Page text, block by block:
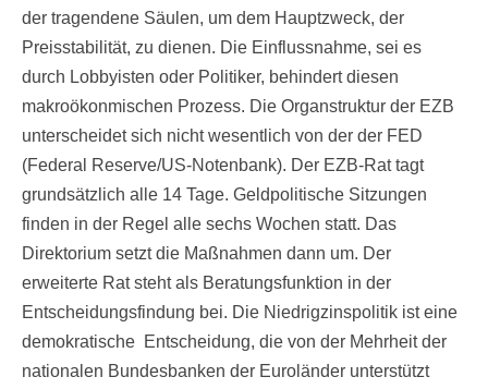
der tragendene Säulen, um dem Hauptzweck, der
Preisstabilität, zu dienen. Die Einflussnahme, sei es
durch Lobbyisten oder Politiker, behindert diesen
makroökonmischen Prozess. Die Organstruktur der EZB
unterscheidet sich nicht wesentlich von der der FED
(Federal Reserve/US-Notenbank). Der EZB-Rat tagt
grundsätzlich alle 14 Tage. Geldpolitische Sitzungen
finden in der Regel alle sechs Wochen statt. Das
Direktorium setzt die Maßnahmen dann um. Der
erweiterte Rat steht als Beratungsfunktion in der
Entscheidungsfindung bei. Die Niedrigzinspolitik ist eine
demokratische Entscheidung, die von der Mehrheit der
nationalen Bundesbanken der Euroländer unterstützt